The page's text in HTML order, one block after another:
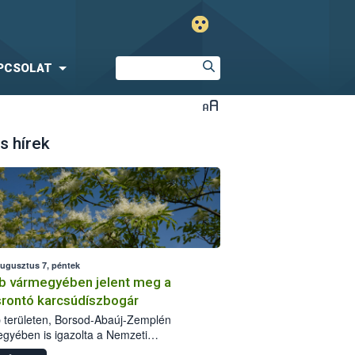
hírek
7, péntek
vármegyében jelent meg a
karcsúdíszbogár
területen, Borsod-Abaúj-Zemplén
is igazolta a Nemzeti
biztonsági Hivatal (Nébih) a